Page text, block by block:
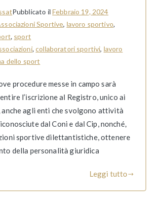
Pubblicato il Febbraio 19, 2024
Sportive, lavoro sportivo,
, sport
,collaboratori sportivi, lavoro
dello sport
procedure messe in campo sarà
l’iscrizione al Registro, unico ai
anche agli enti che svolgono attività
dal Coni e dal Cip, nonché,
sportive dilettantistiche, ottenere
della personalità giuridica
Leggi tutto